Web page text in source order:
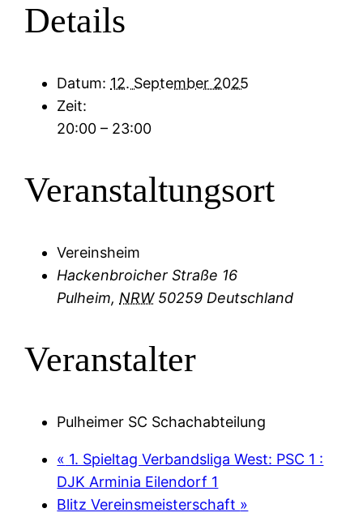
Details
Datum: 12. September 2025
Zeit:
20:00 – 23:00
Veranstaltungsort
Vereinsheim
Hackenbroicher Straße 16
Pulheim, NRW 50259 Deutschland
Veranstalter
Pulheimer SC Schachabteilung
« 1. Spieltag Verbandsliga West: PSC 1 :
DJK Arminia Eilendorf 1
Blitz Vereinsmeisterschaft »